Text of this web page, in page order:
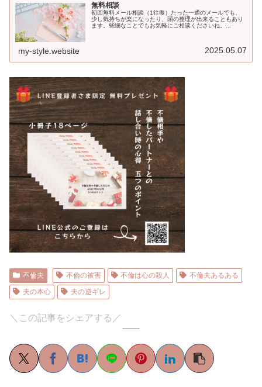
無料相談
初回無料メール相談（1往復）たった一通のメールでも、
少し気持ちが楽になったり、頭の整理が出来ることもあり
ます。些細なことでもお気軽にご相談くださいね。...
my-style.website 2025.05.07
不倫夫 不倫の被害 不倫は心の殺人
不倫夫あるある
夫の本心
夫の逆ギレ
＼この記事をシェアする／